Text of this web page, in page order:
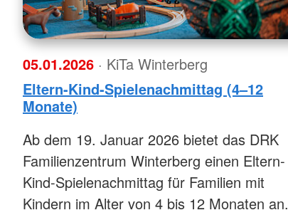
05.01.2026 · KiTa Winterberg
Eltern-Kind-Spielenachmittag (4–12
Monate)
Ab dem 19. Januar 2026 bietet das DRK
Familienzentrum Winterberg einen Eltern-
Kind-Spielenachmittag für Familien mit
Kindern im Alter von 4 bis 12 Monaten an.